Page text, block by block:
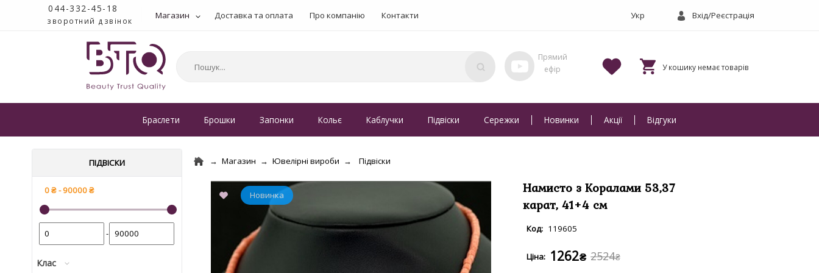
044-332-45-18
зворотний дзвінок Магазин Доставка та оплата Про компанію Контакти Вхід/Реєстрація
Браслети Брошки Запонки Кольє Каблучки Підвіски Сережки Новинки Акції Відгуки
ПІДВІСКИ
-
Клас
Магазин Ювелірні вироби Підвіски
Намисто з Коралами 53,37
карат, 41+4 см
119605
2524₴
1262₴